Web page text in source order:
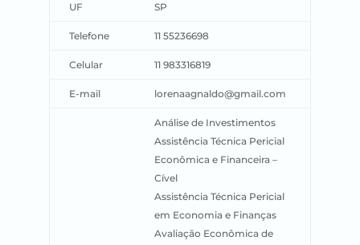
UF SP
Telefone 11 55236698
Celular 11 983316819
E-mail lorenaagnaldo@gmail.com
Análise de Investimentos
Assistência Técnica Pericial
Econômica e Financeira –
Cível
Assistência Técnica Pericial
em Economia e Finanças
Avaliação Econômica de